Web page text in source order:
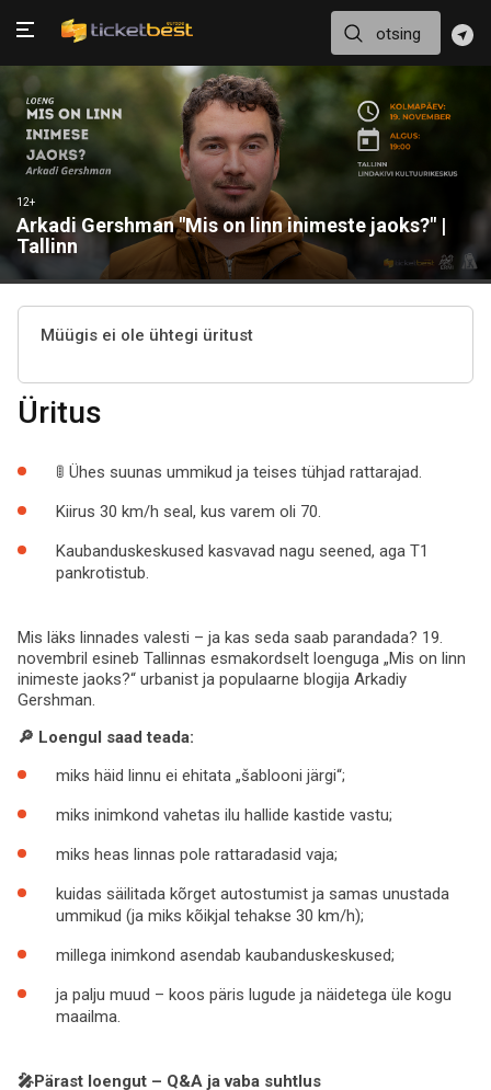
12+
Arkadi Gershman "Mis on linn inimeste jaoks?" |
Tallinn
Müügis ei ole ühtegi üritust
Üritus
🚦 Ühes suunas ummikud ja teises tühjad rattarajad.
Kiirus 30 km/h seal, kus varem oli 70.
Kaubanduskeskused kasvavad nagu seened, aga T1
pankrotistub.
Mis läks linnades valesti – ja kas seda saab parandada? 19.
novembril esineb Tallinnas esmakordselt loenguga „Mis on linn
inimeste jaoks?“ urbanist ja populaarne blogija Arkadiy
Gershman.
🔎 Loengul saad teada:
miks häid linnu ei ehitata „šablooni järgi“;
miks inimkond vahetas ilu hallide kastide vastu;
miks heas linnas pole rattaradasid vaja;
kuidas säilitada kõrget autostumist ja samas unustada
ummikud (ja miks kõikjal tehakse 30 km/h);
millega inimkond asendab kaubanduskeskused;
ja palju muud – koos päris lugude ja näidetega üle kogu
maailma.
🎤Pärast loengut – Q&A ja vaba suhtlus